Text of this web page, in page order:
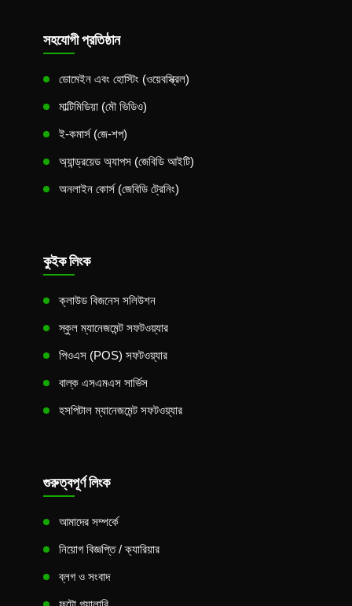
সহযোগী প্রতিষ্ঠান
ডোমেইন এবং হোস্টিং (ওয়েবস্ক্রিল)
মাল্টিমিডিয়া (মৌ ভিডিও)
ই-কমার্স (জে-শপ)
অ্যান্ড্রয়েড অ্যাপস (জেবিডি আইটি)
অনলাইন কোর্স (জেবিডি ট্রেনিং)
কুইক লিংক
ক্লাউড বিজনেস সলিউশন
স্কুল ম্যানেজমেন্ট সফটওয়্যার
পিওএস (POS) সফটওয়্যার
বাল্ক এসএমএস সার্ভিস
হসপিটাল ম্যানেজমেন্ট সফটওয়্যার
গুরুত্বপূর্ণ লিংক
আমাদের সম্পর্কে
নিয়োগ বিজ্ঞপ্তি / ক্যারিয়ার
ব্লগ ও সংবাদ